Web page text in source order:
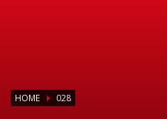
HOME 028